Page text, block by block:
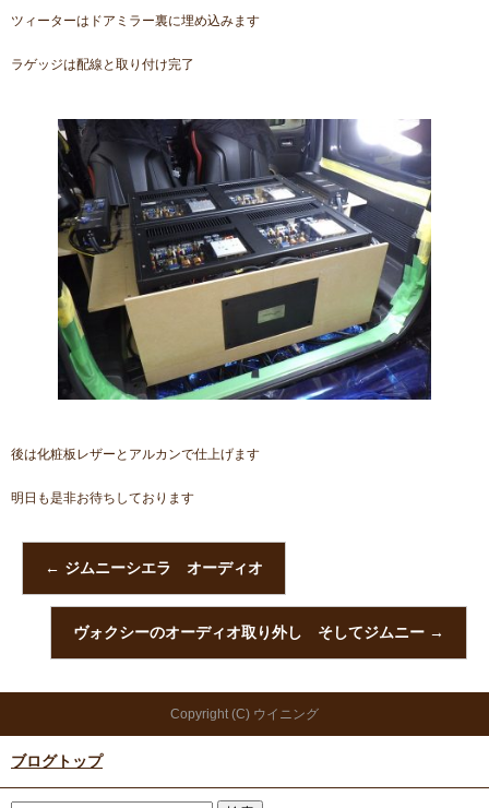
ツィーターはドアミラー裏に埋め込みます
ラゲッジは配線と取り付け完了
後は化粧板レザーとアルカンで仕上げます
明日も是非お待ちしております
← ジムニーシエラ オーディオ
ヴォクシーのオーディオ取り外し そしてジムニー →
Copyright (C) ウイニング
ブログトップ